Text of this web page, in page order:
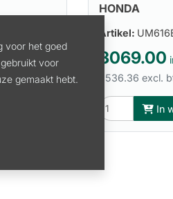
HONDA
Artikel:
3069.00
2536.36 excl.
In
voor het goed
voor
gemaakt hebt.